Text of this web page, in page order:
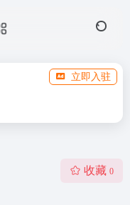
立即入驻
收藏 0